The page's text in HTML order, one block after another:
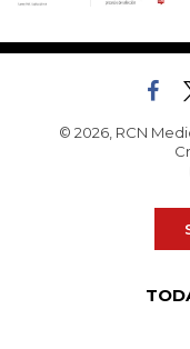
© 2026, RCN